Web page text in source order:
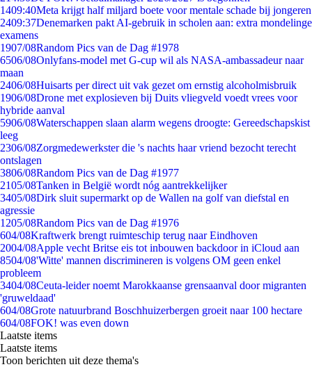
1409:40Meta krijgt half miljard boete voor mentale schade bij jongeren
2409:37Denemarken pakt AI-gebruik in scholen aan: extra mondelinge
examens
1907/08Random Pics van de Dag #1978
6506/08Onlyfans-model met G-cup wil als NASA-ambassadeur naar
maan
2406/08Huisarts per direct uit vak gezet om ernstig alcoholmisbruik
1906/08Drone met explosieven bij Duits vliegveld voedt vrees voor
hybride aanval
5906/08Waterschappen slaan alarm wegens droogte: Gereedschapskist
leeg
2306/08Zorgmedewerkster die 's nachts haar vriend bezocht terecht
ontslagen
3806/08Random Pics van de Dag #1977
2105/08Tanken in België wordt nóg aantrekkelijker
3405/08Dirk sluit supermarkt op de Wallen na golf van diefstal en
agressie
1205/08Random Pics van de Dag #1976
604/08Kraftwerk brengt ruimteschip terug naar Eindhoven
2004/08Apple vecht Britse eis tot inbouwen backdoor in iCloud aan
8504/08'Witte' mannen discrimineren is volgens OM geen enkel
probleem
3404/08Ceuta-leider noemt Marokkaanse grensaanval door migranten
'gruweldaad'
604/08Grote natuurbrand Boschhuizerbergen groeit naar 100 hectare
604/08FOK! was even down
Laatste items
Laatste items
Toon berichten uit deze thema's